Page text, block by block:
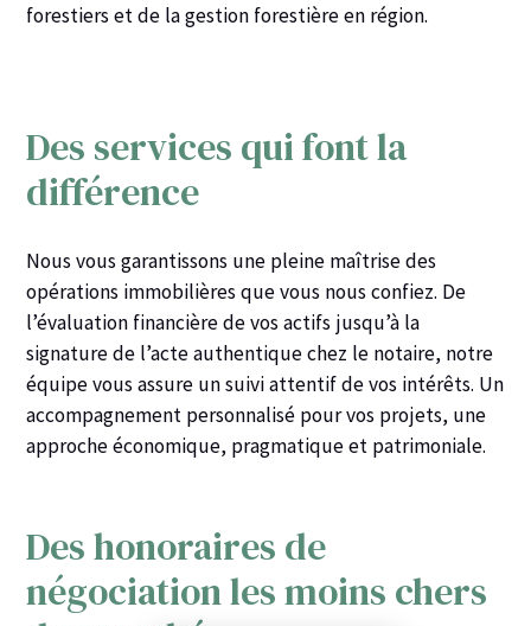
forestiers et de la gestion forestière en région.
Des services qui font la
différence
Nous vous garantissons une pleine maîtrise des
opérations immobilières que vous nous confiez. De
l’évaluation financière de vos actifs jusqu’à la
signature de l’acte authentique chez le notaire, notre
équipe vous assure un suivi attentif de vos intérêts. Un
accompagnement personnalisé pour vos projets, une
approche économique, pragmatique et patrimoniale.
Des honoraires de
négociation les moins chers